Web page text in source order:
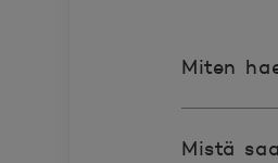
Miten
Mistä